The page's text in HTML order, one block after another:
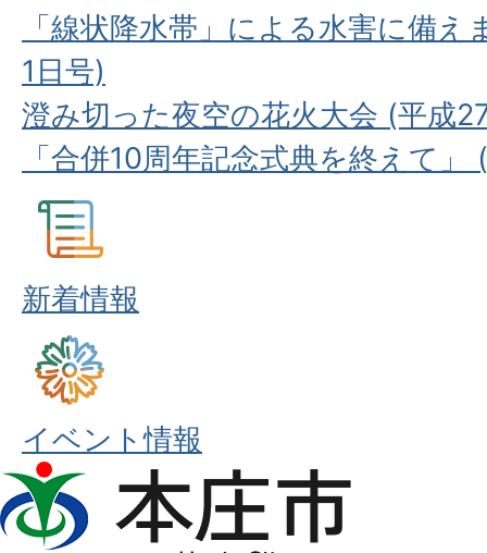
「線状降水帯」による水害に備
1日号)
澄み切った夜空の花火大会 (平成
「合併10周年記念式典を終えて
新着情報
イベント情報
本
庄